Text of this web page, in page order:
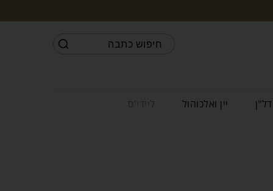
יין ואלכוהול ליידי'ס